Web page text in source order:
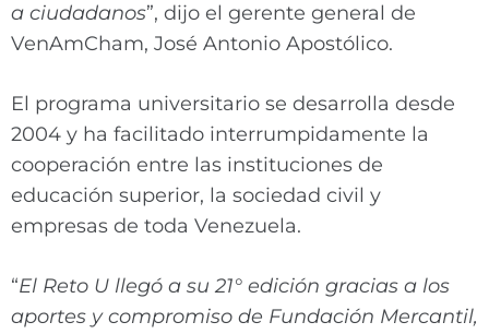
a ciudadanos”, dijo el gerente general de
VenAmCham, José Antonio Apostólico.
El programa universitario se desarrolla desde
2004 y ha facilitado interrumpidamente la
cooperación entre las instituciones de
educación superior, la sociedad civil y
empresas de toda Venezuela.
“El Reto U llegó a su 21° edición gracias a los
aportes y compromiso de Fundación Mercantil,